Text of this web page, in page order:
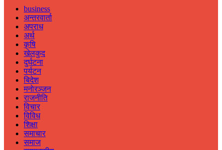
business
अन्तरवार्ता
अपराध
अर्थ
कृषि
खेलकुद
दुर्घटना
पर्यटन
बिदेश
मनाेरञ्जन
राजनीति
विचार
विविध
शिक्षा
समाचार
समाज